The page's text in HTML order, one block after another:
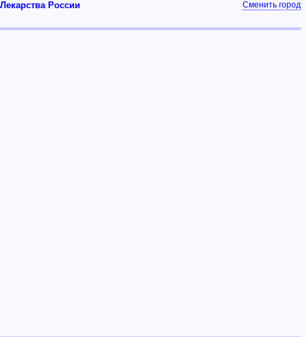
Лекарства России Сменить город